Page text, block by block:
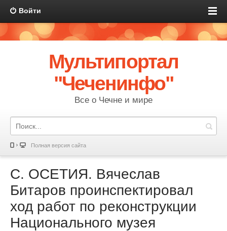
Войти
Мультипортал
"Чеченинфо"
Все о Чечне и мире
Полная версия сайта
С. ОСЕТИЯ. Вячеслав
Битаров проинспектировал
ход работ по реконструкции
Национального музея